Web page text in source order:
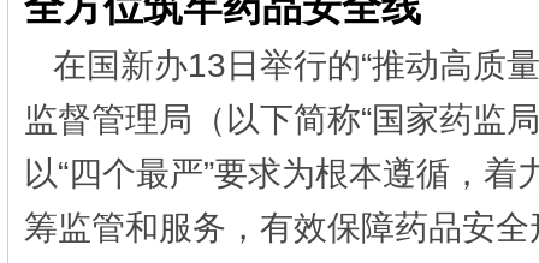
在国新办13日举行的“推动高质
监督管理局（以下简称“国家药监
以“四个最严”要求为根本遵循，
筹监管和服务，有效保障药品安